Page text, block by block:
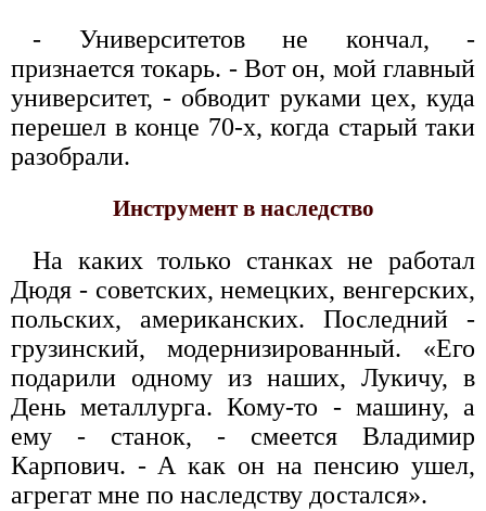
- Университетов не кончал, -
признается токарь. - Вот он, мой главный
университет, - обводит руками цех, куда
перешел в конце 70-х, когда старый таки
разобрали.
Инструмент в наследство
На каких только станках не работал
Дюдя - советских, немецких, венгерских,
польских, американских. Последний -
грузинский, модернизированный. «Его
подарили одному из наших, Лукичу, в
День металлурга. Кому-то - машину, а
ему - станок, - смеется Владимир
Карпович. - А как он на пенсию ушел,
агрегат мне по наследству достался».